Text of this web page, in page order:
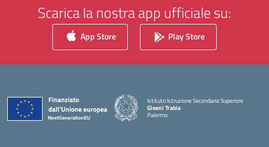
Scarica la nostra app ufficiale su:
App Store Play Store
Istituto Istruzione Secondaria Superiore
Gioeni Trabia
Palermo